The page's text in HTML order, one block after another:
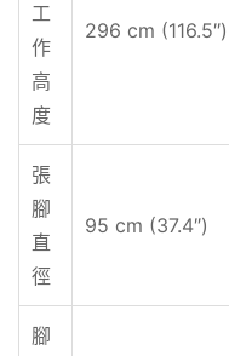
工
作
高
度
296 cm (116.5″)
張
腳
直
徑
95 cm (37.4″)
腳